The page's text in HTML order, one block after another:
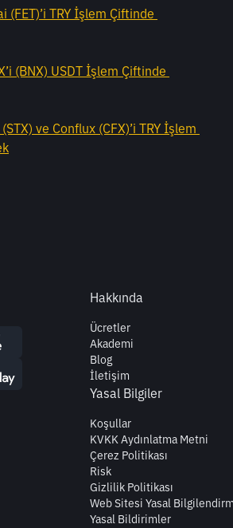
(FET)’i TRY İşlem Çiftinde
(BNX) USDT İşlem Çiftinde
ve Conflux (CFX)’i TRY İşlem
Hakkında
Ücretler
Akademi
Blog
İletişim
Yasal Bilgiler
Koşullar
KVKK Aydınlatma Metni
Çerez Politikası
Risk
Gizlilik Politikası
Web Sitesi Yasal
Yasal Bildirimler